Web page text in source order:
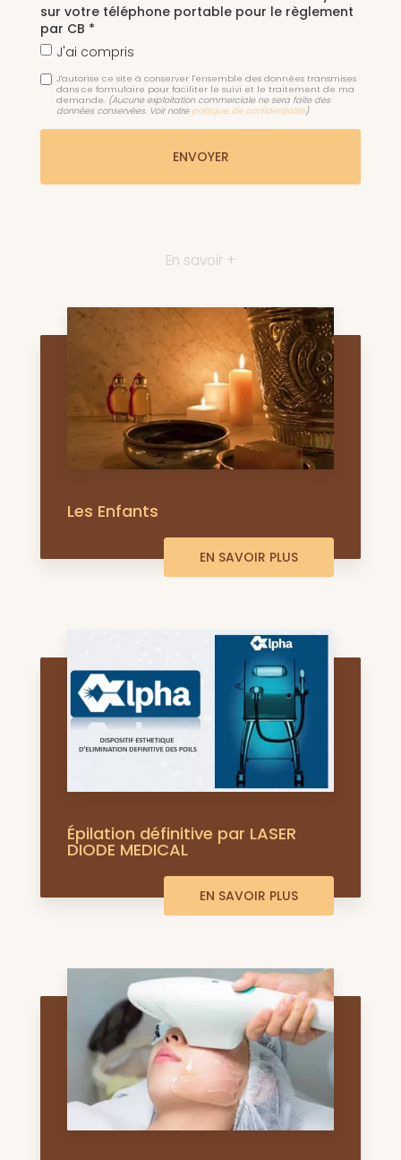
sur votre téléphone portable pour le règlement
par CB *
J'ai compris
J'autorise ce site à conserver l'ensemble des données transmises
dans ce formulaire pour faciliter le suivi et le traitement de ma
demande. (Aucune exploitation commerciale ne sera faite des
données conservées. Voir notre politique de confidentialité)
En savoir +
Les Enfants
EN SAVOIR PLUS
Épilation définitive par LASER
DIODE MEDICAL
EN SAVOIR PLUS